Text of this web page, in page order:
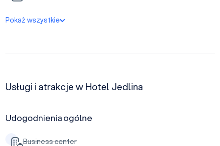
Pokaż wszystkie
Usługi i atrakcje w Hotel Jedlina
Udogodnienia ogólne
Business center